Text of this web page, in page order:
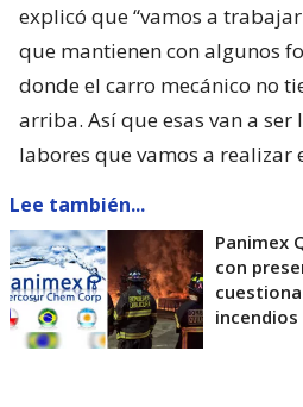
explicó que “vamos a
que mantienen con algunos
donde el carro mecánico no
arriba. Así que esas van a ser
labores que vamos a realizar
Lee también...
Panimex
con
incendios